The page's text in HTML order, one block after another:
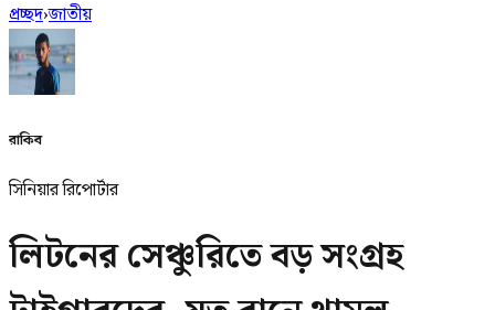
প্রচ্ছদ›জাতীয়
রাকিব
সিনিয়ার রিপোর্টার
লিটনের সেঞ্চুরিতে বড় সংগ্রহ